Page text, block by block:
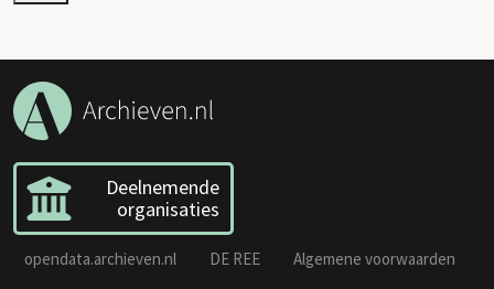
Deelnemende
organisaties
opendata.archieven.nl DE REE
Algemene voorwaarden